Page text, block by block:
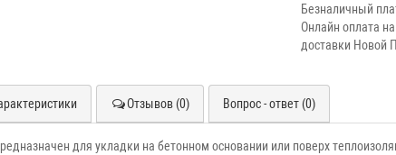
Безналичный
Онлайн оплата
доставки Новой
Отзывов (0) Вопрос - ответ (0)
для укладки на бетонном основании или поверх